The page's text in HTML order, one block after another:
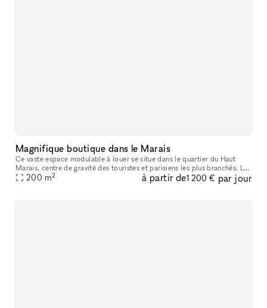
Magnifique boutique dans le Marais
Ce vaste espace modulable à louer se situe dans le quartier du Haut
Marais, centre de gravité des touristes et parisiens les plus branchés. Les
boutiques y sont pointues, les bars et restaurants, con
200 m2 à partir de1 200 € par jour